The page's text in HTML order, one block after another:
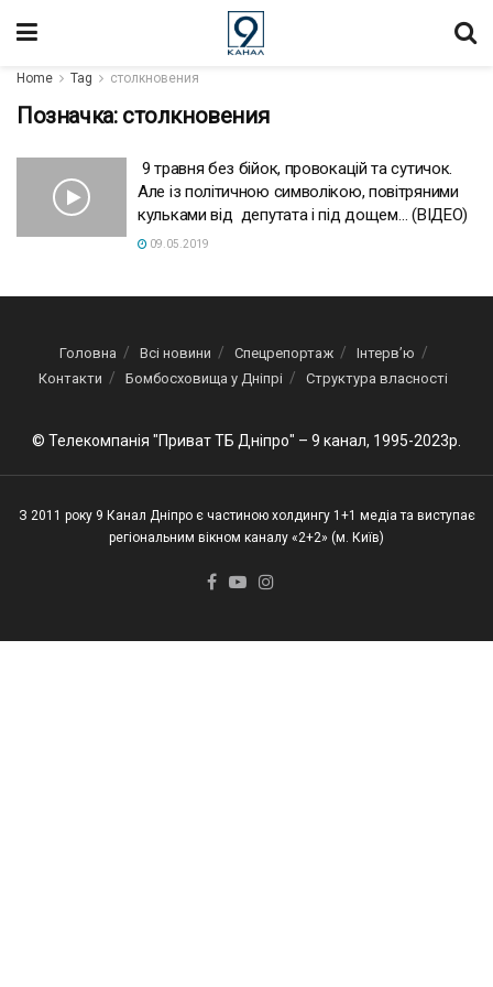
Home Tag столкновения
Позначка: столкновения
9 травня без бійок, провокацій та сутичок.
Але із політичною символікою, повітряними
кульками від депутата і під дощем… (ВІДЕО)
09.05.2019
Головна Всі новини Спецрепортаж
Інтерв’ю
Контакти
Бомбосховища у Дніпрі Структура власності
© Телекомпанія "Приват ТБ Дніпро" – 9 канал, 1995-2023р.
З 2011 року 9 Канал Дніпро є частиною холдингу 1+1 медіа та виступає
регіональним вікном каналу «2+2» (м. Київ)